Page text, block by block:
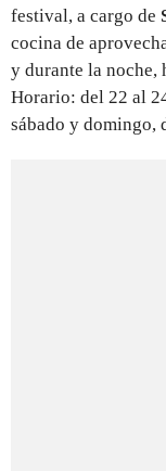
festival, a cargo de
cocina de
y durante la noche,
Horario: del 22 al
sábado y domingo,